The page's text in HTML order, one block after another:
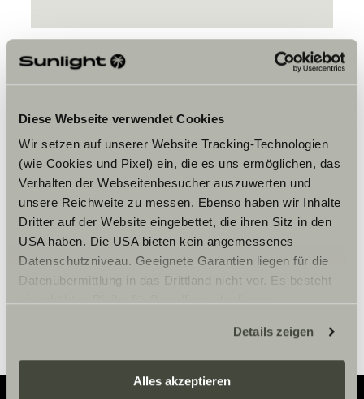
Diese Webseite verwendet Cookies
Wir setzen auf unserer Website Tracking-Technologien
(wie Cookies und Pixel) ein, die es uns ermöglichen, das
Verhalten der Webseitenbesucher auszuwerten und
unsere Reichweite zu messen. Ebenso haben wir Inhalte
Dritter auf der Website eingebettet, die ihren Sitz in den
USA haben. Die USA bieten kein angemessenes
Datenschutzniveau. Geeignete Garantien liegen für die
Datenübermittlung in das Drittland nicht vor. Es besteht
zustehen. Eingesetzte Dienstleister können Daten für
eigene Zwecke verarbeiten und mit anderen Daten
zusammenführen. Weitere Informationen finden Sie hier:
Details zeigen
Alles akzeptieren
Bitte akzeptiere die Marketing-
Cookies, um die Inhalte zu sehen.
Cookie-Einstellungen